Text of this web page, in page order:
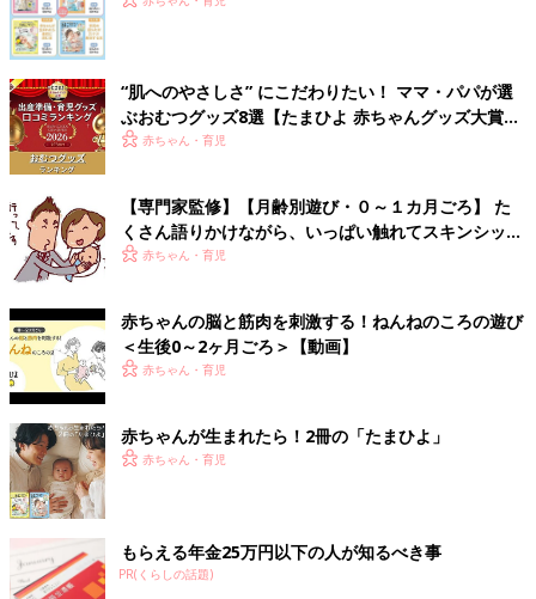
“肌へのやさしさ” にこだわりたい！ ママ・パパが選
ぶおむつグッズ8選【たまひよ 赤ちゃんグッズ大賞
2026】
赤ちゃん・育児
【専門家監修】【月齢別遊び・０～１カ月ごろ】 た
くさん語りかけながら、いっぱい触れてスキンシップ
遊びを
赤ちゃん・育児
赤ちゃんの脳と筋肉を刺激する！ねんねのころの遊び
＜生後0～2ヶ月ごろ＞【動画】
赤ちゃん・育児
赤ちゃんが生まれたら！2冊の「たまひよ」
赤ちゃん・育児
もらえる年金25万円以下の人が知るべき事
PR(くらしの話題)